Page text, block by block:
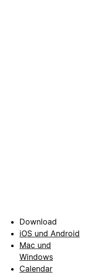
Download
iOS und Android
Mac und
Windows
Calendar